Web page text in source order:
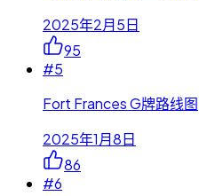
2025年2月5日
95
#5
Fort Frances G牌路线图
2025年1月8日
86
#6